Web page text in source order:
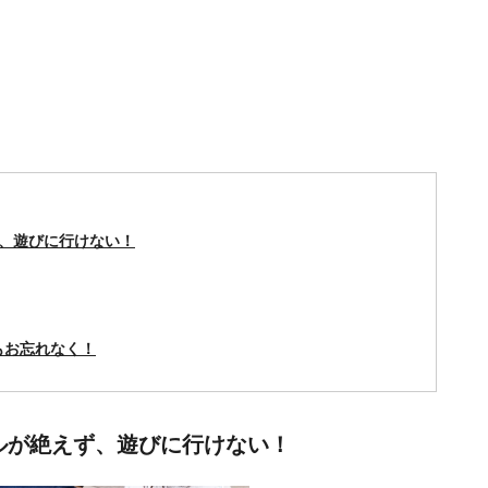
びに行けない！
忘れなく！
絶えず、遊びに行けない！